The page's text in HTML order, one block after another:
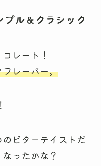
ル＆クラシック
レート！
レーバー。
ビターテイストだ
ったかな？